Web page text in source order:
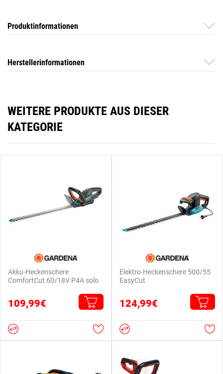
Produktinformationen
Herstellerinformationen
WEITERE PRODUKTE AUS DIESER
KATEGORIE
Akku-Heckenschere
ComfortCut 60/18V P4A solo
109,99€
Elektro-Heckenschere 500/55
EasyCut
124,99€